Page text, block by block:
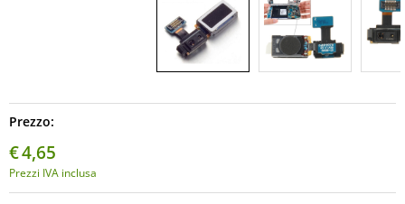
Prezzo:
€4,65
Prezzi IVA inclusa